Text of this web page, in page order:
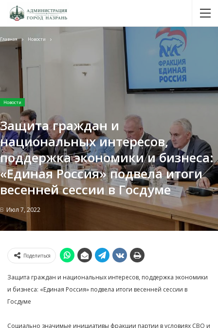
Главная Новости
Новости
Защита граждан и
национальных интересов,
поддержка экономики и бизнеса:
«Единая Россия» подвела итоги
весенней сессии в Госдуме
В Июл 7, 2022
Поделиться
Защита граждан и национальных интересов, поддержка экономики
и бизнеса: «Единая Россия» подвела итоги весенней сессии в
Госдуме
Социально значимые инициативы фракции партии в условиях СВО и